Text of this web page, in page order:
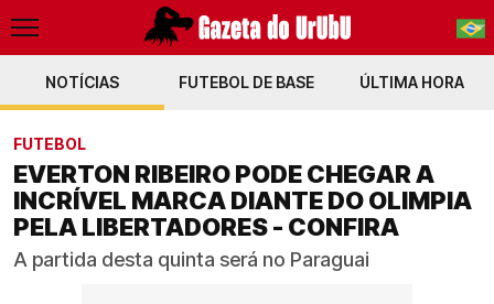
PT-BR
NOTÍCIAS FUTEBOL DE BASE ÚLTIMA HORA
FUTEBOL
EVERTON RIBEIRO PODE CHEGAR A
INCRÍVEL MARCA DIANTE DO OLIMPIA
PELA LIBERTADORES - CONFIRA
A partida desta quinta será no Paraguai